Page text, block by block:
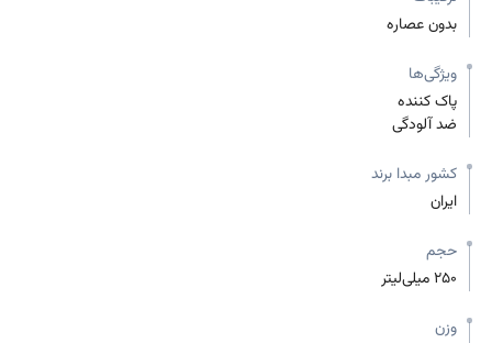
بدون عصاره
ویژگی‌ها
پاک کننده
ضد آلودگی
کشور مبدا برند
ایران
حجم
250 میلی‌لیتر
وزن